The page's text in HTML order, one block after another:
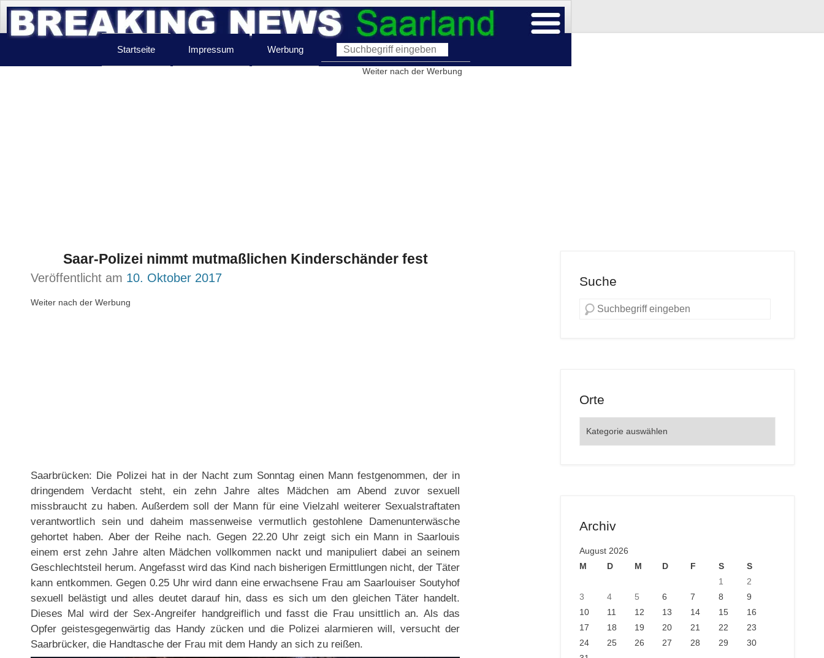
Startseite Impressum Werbung
Weiter nach der Werbung
Saar-Polizei nimmt mutmaßlichen Kinderschänder fest
Veröffentlicht am 10. Oktober 2017
Weiter nach der Werbung
Saarbrücken: Die Polizei hat in der Nacht zum Sonntag einen Mann festgenommen, der in
dringendem Verdacht steht, ein zehn Jahre altes Mädchen am Abend zuvor sexuell
missbraucht zu haben. Außerdem soll der Mann für eine Vielzahl weiterer Sexualstraftaten
verantwortlich sein und daheim massenweise vermutlich gestohlene Damenunterwäsche
gehortet haben. Aber der Reihe nach. Gegen 22.20 Uhr zeigt sich ein Mann in Saarlouis
einem erst zehn Jahre alten Mädchen vollkommen nackt und manipuliert dabei an seinem
Geschlechtsteil herum. Angefasst wird das Kind nach bisherigen Ermittlungen nicht, der Täter
kann entkommen. Gegen 0.25 Uhr wird dann eine erwachsene Frau am Saarlouiser Soutyhof
sexuell belästigt und alles deutet darauf hin, dass es sich um den gleichen Täter handelt.
Dieses Mal wird der Sex-Angreifer handgreiflich und fasst die Frau unsittlich an. Als das
Opfer geistesgegenwärtig das Handy zücken und die Polizei alarmieren will, versucht der
Saarbrücker, die Handtasche der Frau mit dem Handy an sich zu reißen.
Suche
Orte
Archiv
August 2026
M
D M D F S
S
1
2
3
4 5 6 7 8
9
10
11 12 13 14 15
16
17
18 19 20 21 22
23
24
25 26 27 28 29
30